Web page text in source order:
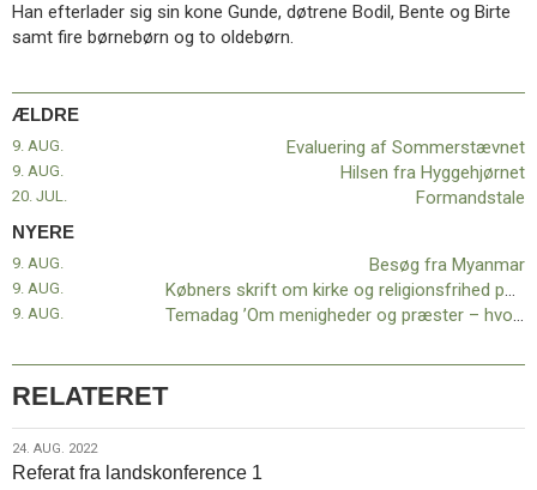
Han efterlader sig sin kone Gunde, døtrene Bodil, Bente og Birte
samt fire børnebørn og to oldebørn.
ÆLDRE
9. AUG. Evaluering af Sommerstævnet
9. AUG. Hilsen fra Hyggehjørnet
20. JUL. Formandstale
NYERE
Besøg fra Myanmar
9. AUG.
Købners skrift om kirke og religionsfrihed på dansk
9. AUG.
Temadag ’Om menigheder og præster – hvor går vejen?’
9. AUG.
RELATERET
24.
aug.
24. AUG. 2022
Referat fra landskonference 1